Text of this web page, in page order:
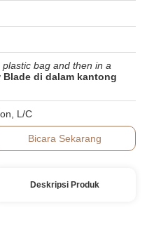
bag and then in a
Blade di dalam kantong
L/C
Bicara Sekarang
Deskripsi Produk